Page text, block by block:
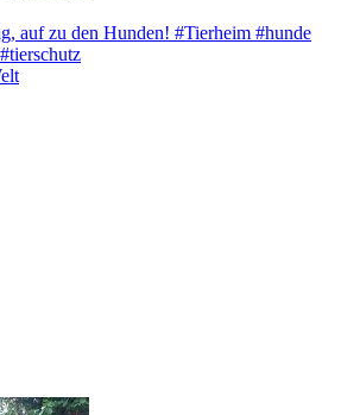
auf zu den Hunden! #Tierheim #hunde